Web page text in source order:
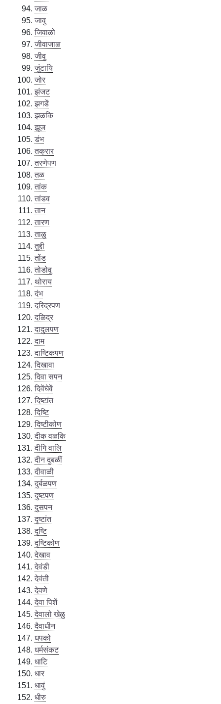
जाळ
जावु
जिवाळो
जीवाजाळ
जीवु
जुंटायि
जोर
झंजट
झगडें
झळकि
झूज
डंभ
तक्रार
तरणेपण
तळ
तांक
तांडव
तान
तारण
ताळु
तुद्दी
तोंड
तोडोवु
थोराय
दंभ
दरिद्रपण
दळिद्र
दादुलपण
दाम
दाष्टिकपण
दिखावा
दिवा सपन
दिवेंघेवें
दिष्टांत
दिष्टि
दिष्टीकोण
दीक वळकि
दीगि वालि
दीन दुबळीं
दीवाळी
दुर्बळपण
दुष्टपण
दुसपन
दृष्टांत
दृष्टि
दृष्टिकोण
देखाव
देवंडी
देवंती
देवणे
देवा पिशें
देवालो खेळु
दैवाधीन
धपको
धर्मसंकट
धाटि
धार
धावुं
धीरु